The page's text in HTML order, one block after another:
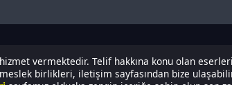
vermektedir. Telif hakkına konu olan
birlikleri, iletişim sayfasından bize